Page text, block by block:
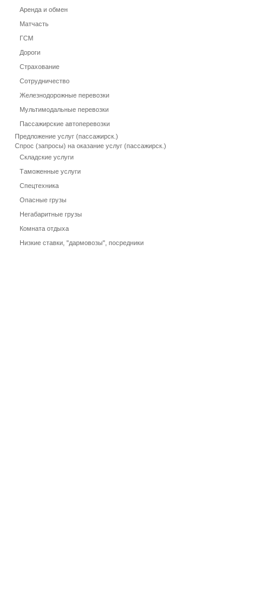
Аренда и обмен
Матчасть
ГСМ
Дороги
Страхование
Сотрудничество
Железнодорожные перевозки
Мультимодальные перевозки
Пассажирские автоперевозки
Предложение услуг (пассажирск.)
Спрос (запросы) на оказание услуг (пассажирск.)
Складские услуги
Таможенные услуги
Спецтехника
Опасные грузы
Негабаритные грузы
Комната отдыха
Низкие ставки, "дармовозы", посредники